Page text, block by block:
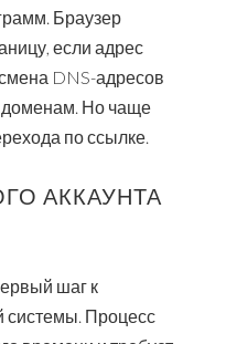
Браузер
если адрес
DNS-адресов
доменам. Но чаще
по ссылке.
АККАУНТА
шаг к
системы. Процесс